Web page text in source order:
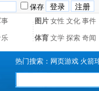
保存
图片 女性 文化 事件
体育 文学 探索 奇闻
热门搜索： 网页游戏 火箭